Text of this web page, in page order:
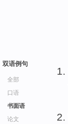
双语例句
全部
口语
书面语
论文